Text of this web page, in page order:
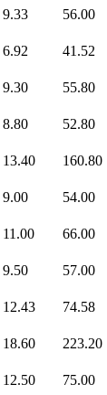
9.33 56.00
6.92 41.52
9.30 55.80
8.80 52.80
13.40 160.80
9.00 54.00
11.00 66.00
9.50 57.00
12.43 74.58
18.60 223.20
12.50 75.00